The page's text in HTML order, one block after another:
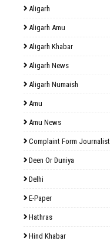
Aligarh
Aligarh Amu
Aligarh Khabar
Aligarh News
Aligarh Numaish
Amu
Amu News
Complaint Form Journalist
Deen Or Duniya
Delhi
E-Paper
Hathras
Hind Khabar